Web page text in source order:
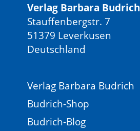
Verlag Barbara Budrich
Stauffenbergstr. 7
51379 Leverkusen
Deutschland
Verlag Barbara Budrich
Budrich-Shop
Budrich-Blog